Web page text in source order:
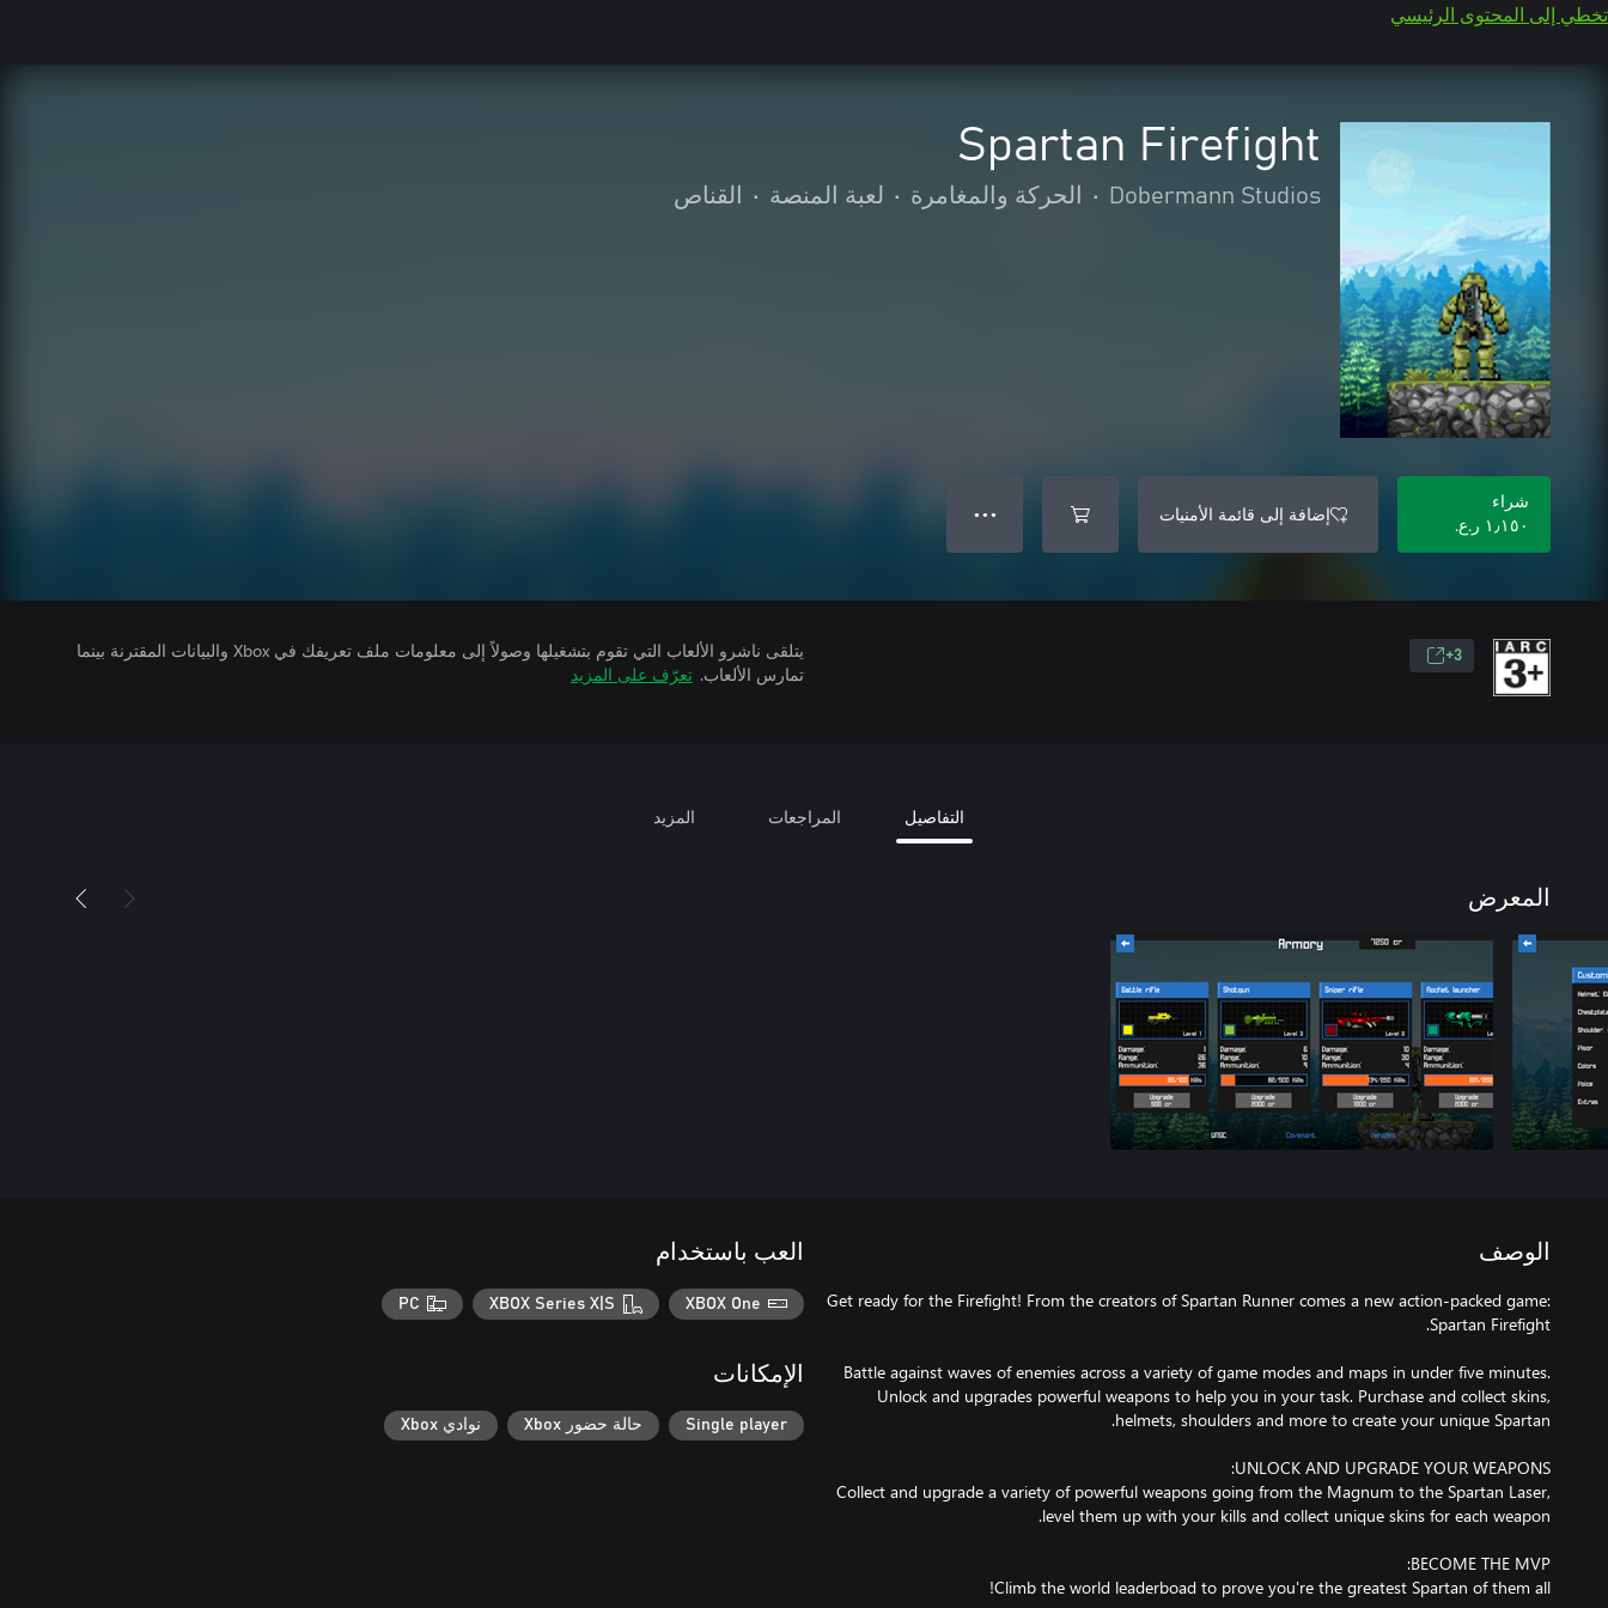
تخطي إلى المحتوى الرئيسي
Spartan Firefight
Dobermann Studios
• الحركة والمغامرة • لعبة المنصة • القناص
شراء
١٫١٥٠ ر.ع.‏
إضافة إلى قائمة الأمنيات ● ● ●
3+
يتلقى ناشرو الألعاب التي تقوم بتشغيلها وصولاً إلى معلومات ملف تعريفك في Xbox والبيانات المقترنة بينما
تمارس الألعاب. تعرّف على المزيد
التفاصيل المراجعات المزيد
المعرض
الوصف
Get ready for the Firefight! From the creators of Spartan Runner comes a new action-packed game:
Battle against waves of enemies across a variety of game modes and maps in under five minutes.
Unlock and upgrades powerful weapons to help you in your task. Purchase and collect skins,
Collect and upgrade a variety of powerful weapons going from the Magnum to the Spartan Laser,
العب باستخدام
XBOX One
XBOX Series X|S
PC
الإمكانات
Single player حالة حضور Xbox نوادي Xbox